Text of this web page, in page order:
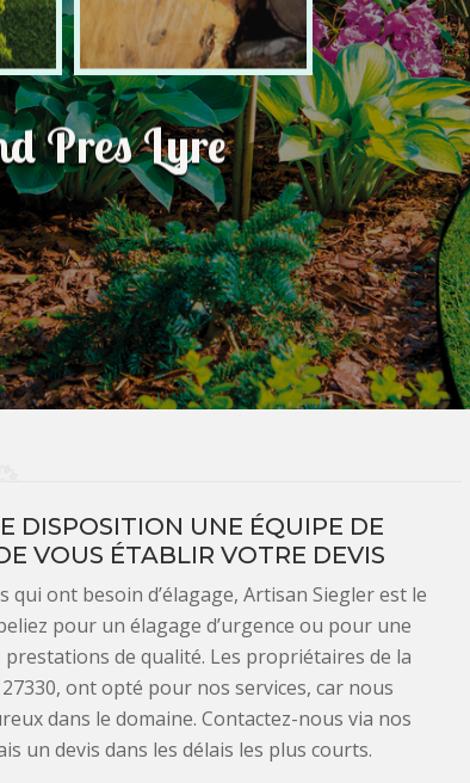
Pres Lyre
DISPOSITION UNE ÉQUIPE DE
VOUS ÉTABLIR VOTRE DEVIS
qui ont besoin d’élagage, Artisan Siegler est le
pour un élagage d’urgence ou pour une
de qualité. Les propriétaires de la
ont opté pour nos services, car nous
dans le domaine. Contactez-nous via nos
un devis dans les délais les plus courts.